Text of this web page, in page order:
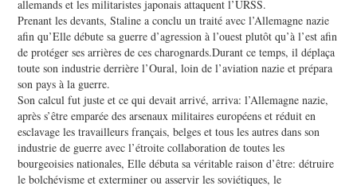
allemands et les militaristes japonais attaquent l’URSS.
Prenant les devants, Staline a conclu un traité avec l’Allemagne nazie
afin qu’Elle débute sa guerre d’agression à l’ouest plutôt qu’à l’est afin
de protéger ses arrières de ces charognards.Durant ce temps, il déplaça
toute son industrie derrière l’Oural, loin de l’aviation nazie et prépara
son pays à la guerre.
Son calcul fut juste et ce qui devait arrivé, arriva: l’Allemagne nazie,
après s’être emparée des arsenaux militaires européens et réduit en
esclavage les travailleurs français, belges et tous les autres dans son
industrie de guerre avec l’étroite collaboration de toutes les
bourgeoisies nationales, Elle débuta sa véritable raison d’être: détruire
le bolchévisme et exterminer ou asservir les soviétiques, le